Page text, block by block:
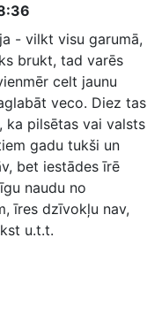
- vilkt visu garumā,
brukt, tad varēs
celt jaunu
veco. Diez tas
ka pilsētas vai valsts
gadu tukši un
bet iestādes īrē
naudu no
īres dzīvokļu nav,
u.t.t.